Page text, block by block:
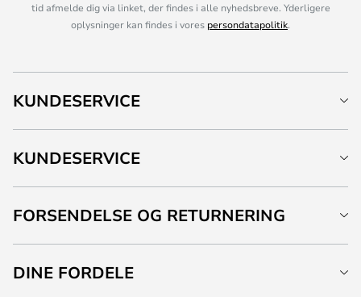
tid afmelde dig via linket, der findes i alle nyhedsbreve. Yderligere
oplysninger kan findes i vores persondatapolitik.
KUNDESERVICE
KUNDESERVICE
FORSENDELSE OG RETURNERING
DINE FORDELE